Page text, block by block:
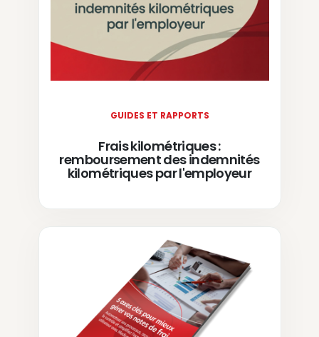
GUIDES ET RAPPORTS
Frais kilométriques :
remboursement des indemnités
kilométriques par l'employeur